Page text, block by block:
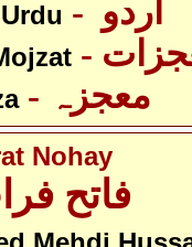
Urdu
- معجزہ
Nohay
فاتح